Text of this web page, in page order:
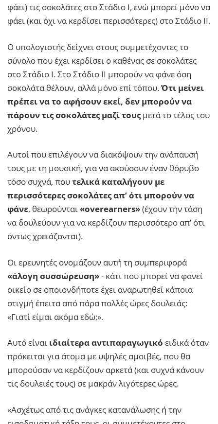
φάει) τις σοκολάτες στο Στάδιο Ι, ενώ μπορεί μόνο να
φάει (και όχι να κερδίσει περισσότερες) στο Στάδιο ΙΙ.
Ο υπολογιστής δείχνει στους συμμετέχοντες το
σύνολο που έχει κερδίσει ο καθένας σε σοκολάτες
στο Στάδιο Ι. Στο Στάδιο ΙΙ μπορούν να φάνε όση
σοκολάτα θέλουν, αλλά μόνο επί τόπου.Ότι μείνει
πρέπει να το αφήσουν εκεί, δεν μπορούν να
πάρουν τις σοκολάτες μαζί τουςμετά το τέλος του
χρόνου.
Αυτοί που επιλέγουν να διακόψουν την ανάπαυσή
τους με τη μουσική, για να ακούσουν έναν θόρυβο
τόσο συχνά, πουτελικά καταλήγουν με
περισσότερες σοκολάτες απ’ ότι μπορούν να
φάνε, θεωρούνται «overearners»(έχουν την τάση
να δουλεύουν για να κερδίζουν περισσότερο απ’ ότι
όντως χρειάζονται).
Οι ερευνητές ονομάζουν αυτή τη συμπεριφορά
«άλογη συσσώρευση»- κάτι που μπορεί να φανεί
οικείο σε οποιονδήποτε έχει αναρωτηθεί κάποια
στιγμή έπειτα από πάρα πολλές ώρες δουλειάς:
«Γιατί είμαι ακόμα εδώ;».
Αυτό είναι ιδιαίτερα αντιπαραγωγικό ειδικά όταν
πρόκειται για άτομα με υψηλές αμοιβές, που θα
μπορούσαν να κερδίζουν αρκετά (και συχνά κάνουν
τις δουλειές τους) σε μακράν λιγότερες ώρες.
«Ασχέτως από τις ανάγκες κατανάλωσης ή την